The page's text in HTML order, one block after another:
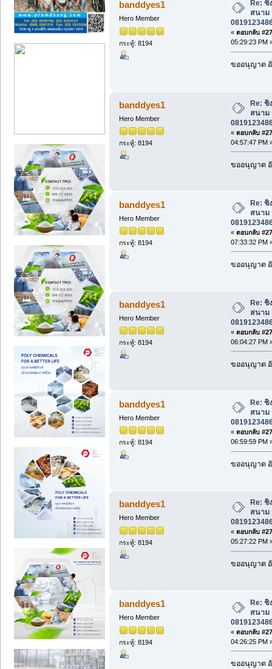
banddyes1
Hero Member
กระทู้: 8194
Re: ชิ
สนาม
« ตอบกลับ
05:29:23 PM
ขออนุญาต
banddyes1
Hero Member
กระทู้: 8194
Re: ชิ
สนาม
« ตอบกลับ
04:57:47 PM
ขออนุญาต
banddyes1
Hero Member
กระทู้: 8194
Re: ชิ
สนาม
« ตอบกลับ
07:33:32 PM
ขออนุญาต
banddyes1
Hero Member
กระทู้: 8194
Re: ชิ
สนาม
« ตอบกลับ
06:04:27 PM
ขออนุญาต
banddyes1
Hero Member
กระทู้: 8194
Re: ชิ
สนาม
« ตอบกลับ
06:59:59 PM
ขออนุญาต
banddyes1
Hero Member
กระทู้: 8194
Re: ชิ
สนาม
« ตอบกลับ
05:27:22 PM
ขออนุญาต
banddyes1
Hero Member
กระทู้: 8194
Re: ชิ
สนาม
« ตอบกลับ
04:26:25 PM
ขออนุญาต